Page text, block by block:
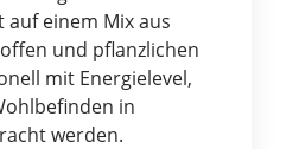
einem Mix aus
und pflanzlichen
mit Energielevel,
in
werden.